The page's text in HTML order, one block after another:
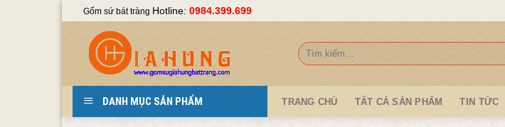
Skip
content
Gốm sứ bát tràng Hotline: 0984.399.699
Tìm
kiếm:
DANH MỤC SẢN PHẨM TRANG CHỦ TẤT CẢ SẢN PHẨM TIN TỨC